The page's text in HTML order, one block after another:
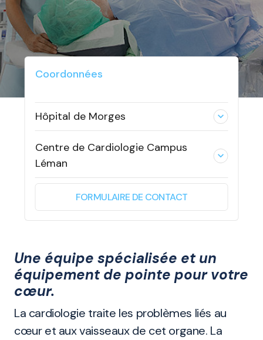
Une équipe spécialisée et un
équipement de pointe pour votre
cœur.
La cardiologie traite les problèmes liés au
cœur et aux vaisseaux de cet organe. La
Coordonnées
Hôpital de Morges expand_less
Centre de Cardiologie Campus
Léman
expand_less
FORMULAIRE DE CONTACT